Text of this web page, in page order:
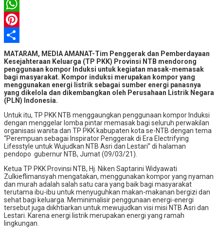
Email
WhatsApp
Pinterest
Share
MATARAM, MEDIA AMANAT-Tim Penggerak dan Pemberdayaan
Kesejahteraan Keluarga (TP PKK) Provinsi NTB mendorong
penggunaan kompor Induksi untuk kegiatan masak-memasak
bagi masyarakat. Kompor induksi merupakan kompor yang
menggunakan energi listrik sebagai sumber energi panasnya
yang dikelola dan dikembangkan oleh Perusahaan Listrik Negara
(PLN) Indonesia.
Untuk itu, TP PKK NTB menggaungkan penggunaan kompor Induksi
dengan menggelar lomba pintar memasak bagi seluruh perwakilan
organisasi wanita dan TP PKK kabupaten kota se-NTB dengan tema
“Perempuan sebagai Inspirator Penggerak di Era Electrifying
Lifesstyle untuk Wujudkan NTB Asri dan Lestari” di halaman
pendopo gubernur NTB, Jumat (09/03/21).
Ketua TP PKK Provinsi NTB, Hj. Niken Saptarini Widyawati
Zulkieflimansyah mengatakan, menggunakan kompor yang nyaman
dan murah adalah salah satu cara yang baik bagi masyarakat
terutama ibu-ibu untuk menyuguhkan makan-makanan bergizi dan
sehat bagi keluarga. Meminimalisir penggunaan energi-energi
tersebut juga diikhtiarkan untuk mewujudkan visi misi NTB Asri dan
Lestari. Karena energi listrik merupakan energi yang ramah
lingkungan.